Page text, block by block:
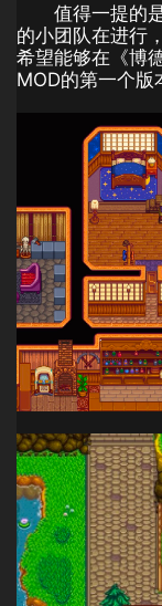
值得一提的
的小团队在进行
希望能够在《博
MOD的第一个版